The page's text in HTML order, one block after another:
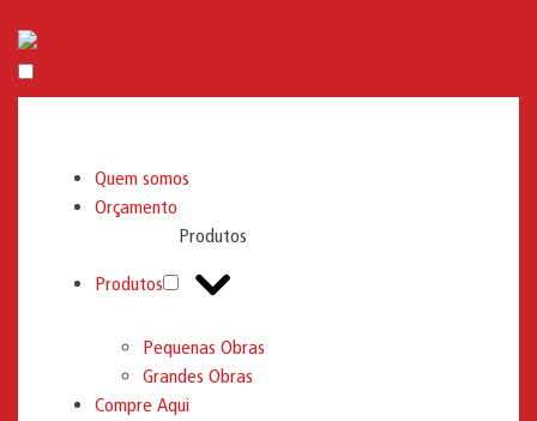
Engemix
Quem somos
Orçamento
Produtos
Produtos
Pequenas Obras
Grandes Obras
Compre Aqui